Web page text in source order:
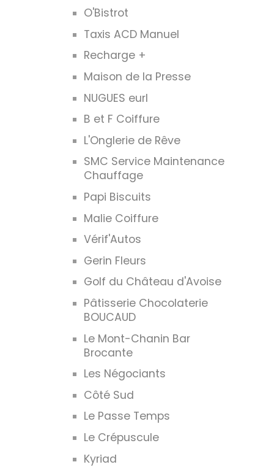
O'Bistrot
Taxis ACD Manuel
Recharge +
Maison de la Presse
NUGUES eurl
B et F Coiffure
L'Onglerie de Rêve
SMC Service Maintenance
Chauffage
Papi Biscuits
Malie Coiffure
Vérif'Autos
Gerin Fleurs
Golf du Château d'Avoise
Pâtisserie Chocolaterie
BOUCAUD
Le Mont-Chanin Bar
Brocante
Les Négociants
Côté Sud
Le Passe Temps
Le Crépuscule
Kyriad